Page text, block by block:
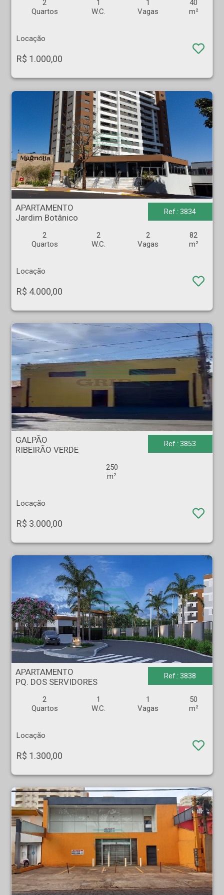
2
Quartos
1
W.C.
1
Vagas
40
m²
Locação
R$ 1.000,00
APARTAMENTO - Jardim Botânico - Ribeirão Preto
APARTAMENTO
Jardim Botânico
Ref.: 3834
2
Quartos
2
W.C.
2
Vagas
82
m²
Locação
R$ 4.000,00
GALPÃO - RIBEIRÃO VERDE - Ribeirão Preto
GALPÃO
RIBEIRÃO VERDE
Ref.: 3853
250
m²
Locação
R$ 3.000,00
APARTAMENTO - PQ. DOS SERVIDORES - Ribeirão Preto
APARTAMENTO
PQ. DOS SERVIDORES
Ref.: 3838
2
Quartos
1
W.C.
1
Vagas
50
m²
Locação
R$ 1.300,00
SOBRADO/ COMERCIAL - Centro - Ribeirão Preto